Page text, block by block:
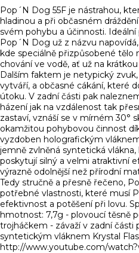
Pop´N Dog 55F je nástrahou,
hladinou a při občasném
svém pohybu a účinnosti.
Pop´N Dog už z názvu
kde speciálně přizpůsobené tělo
chování ve vodě, ať už na
Dalším faktem je netypický
vytváří, a občasné cákání, které
útoku. V zadní části pak
házení jak na vzdálenost tak
zastaví, vznáší se v mírném 30°
okamžitou pohybovou činnost
vyzdoben holografickým
jemně zvlněná syntetická
poskytují silný a velmi atraktivní
výrazně odolnější než přírodní
Tedy stručně a přesně řečeno,
potřebné vlastnosti, které musí
efektivnost a potěšení při lovu.
hmotnost: 7,7g - plovoucí těsně
trojháčkem - závaží v zadní části
syntetickým vláknem Krystal
http://www.youtube.com/